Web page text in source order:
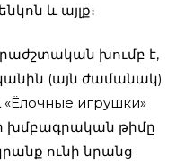
և այլք։
խումբ է,
(այն ժամանակ)
игрушки»
խմբագրական թիմը
ունի նրանց